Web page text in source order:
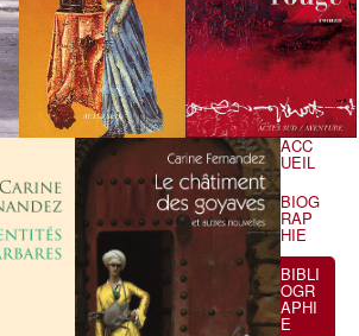
ACC
UEIL
BIOG
RAP
HIE
BIBLI
OGR
APHI
E